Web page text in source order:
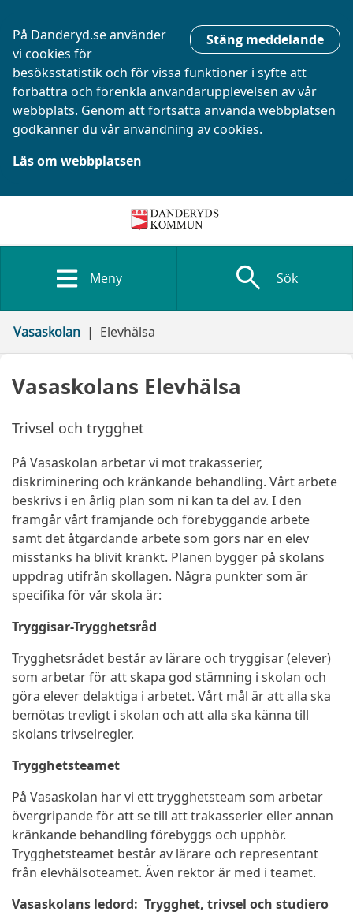
Stäng meddelande
På Danderyd.se använder
vi cookies för
besöksstatistik och för vissa funktioner i syfte att
förbättra och förenkla användarupplevelsen av vår
webbplats. Genom att fortsätta använda webbplatsen
godkänner du vår användning av cookies.
Läs om webbplatsen
Meny search Sök
Vasaskolan Elevhälsa
Vasaskolans Elevhälsa
Trivsel och trygghet
På Vasaskolan arbetar vi mot trakasserier,
diskriminering och kränkande behandling. Vårt arbete
beskrivs i en årlig plan som ni kan ta del av. I den
framgår vårt främjande och förebyggande arbete
samt det åtgärdande arbete som görs när en elev
misstänks ha blivit kränkt. Planen bygger på skolans
uppdrag utifrån skollagen. Några punkter som är
specifika för vår skola är:
Tryggisar-Trygghetsråd
Trygghetsrådet består av lärare och tryggisar (elever)
som arbetar för att skapa god stämning i skolan och
göra elever delaktiga i arbetet. Vårt mål är att alla ska
bemötas trevligt i skolan och att alla ska känna till
skolans trivselregler.
Trygghetsteamet
På Vasaskolan har vi ett trygghetsteam som arbetar
övergripande för att se till att trakasserier eller annan
kränkande behandling förebyggs och upphör.
Trygghetsteamet består av lärare och representant
från elevhälsoteamet. Även rektor är med i teamet.
Vasaskolans ledord: Trygghet, trivsel och studiero